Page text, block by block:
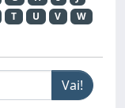
T U V
W